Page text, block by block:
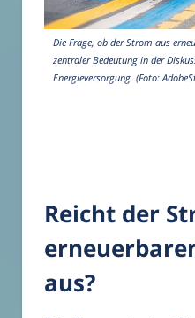
Die Frage, ob der Strom aus
zentraler Bedeutung in der
Energieversorgung. (Foto:
Reicht der
aus?